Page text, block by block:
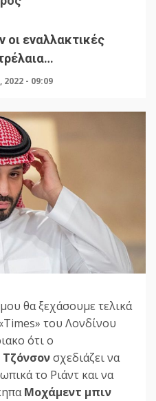
εναλλακτικές
- 09:09
θα ξεχάσουμε τελικά
του Λονδίνου
ότι ο
σχεδιάζει να
το Ριάντ και να
Μοχάμεντ μπιν